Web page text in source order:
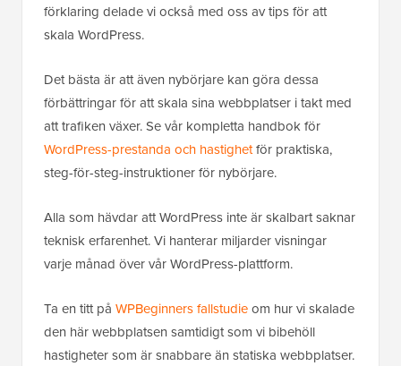
förklaring delade vi också med oss av tips för att
skala WordPress.
Det bästa är att även nybörjare kan göra dessa
förbättringar för att skala sina webbplatser i takt med
att trafiken växer. Se vår kompletta handbok för
WordPress-prestanda och hastighetför praktiska,
steg-för-steg-instruktioner för nybörjare.
Alla som hävdar att WordPress inte är skalbart saknar
teknisk erfarenhet. Vi hanterar miljarder visningar
varje månad över vår WordPress-plattform.
Ta en titt på WPBeginners fallstudieom hur vi skalade
den här webbplatsen samtidigt som vi bibehöll
hastigheter som är snabbare än statiska webbplatser.